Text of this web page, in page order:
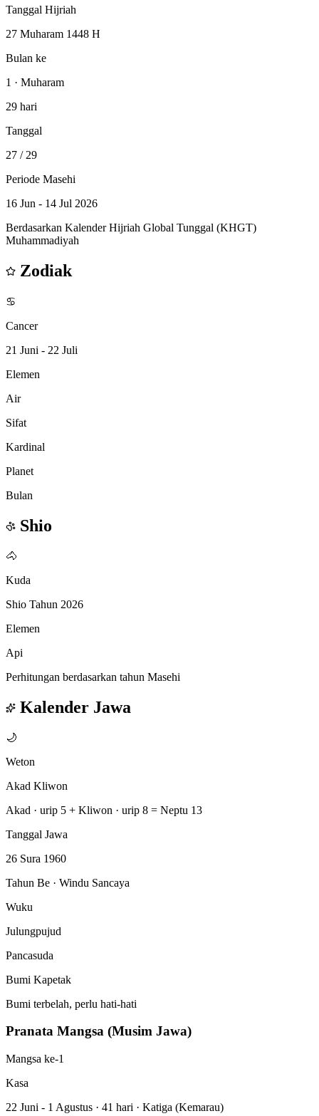
Tanggal Hijriah
27 Muharam 1448 H
Bulan ke
1 · Muharam
29 hari
Tanggal
27 / 29
Periode Masehi
16 Jun - 14 Jul 2026
Berdasarkan Kalender Hijriah Global Tunggal (KHGT)
Muhammadiyah
Zodiak
♋
Cancer
21 Juni - 22 Juli
Elemen
Air
Sifat
Kardinal
Planet
Bulan
Shio
🐴
Kuda
Shio Tahun 2026
Elemen
Api
Perhitungan berdasarkan tahun Masehi
Kalender Jawa
🌙
Weton
Akad Kliwon
Akad · urip 5 + Kliwon · urip 8 = Neptu 13
Tanggal Jawa
26 Sura 1960
Tahun Be · Windu Sancaya
Wuku
Julungpujud
Pancasuda
Bumi Kapetak
Bumi terbelah, perlu hati-hati
Pranata Mangsa (Musim Jawa)
Mangsa ke-1
Kasa
22 Juni - 1 Agustus · 41 hari · Katiga (Kemarau)